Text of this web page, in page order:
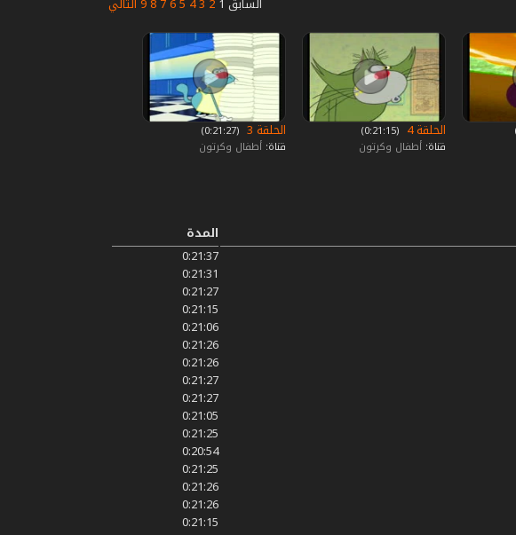
الحلقة 4
‏ (0:21:15)
قناة: أطفال وكرتون
الحلقة 3
‏ (0:21:27)
قناة: أطفال وكرتون
المدة
0:21:37
0:21:31
0:21:27
0:21:15
0:21:06
0:21:26
0:21:26
0:21:27
0:21:27
0:21:05
0:21:25
0:20:54
0:21:25
0:21:26
0:21:26
0:21:15